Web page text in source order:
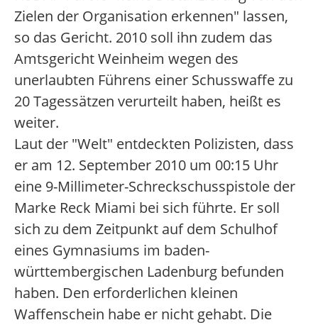
Zielen der Organisation erkennen" lassen,
so das Gericht. 2010 soll ihn zudem das
Amtsgericht Weinheim wegen des
unerlaubten Führens einer Schusswaffe zu
20 Tagessätzen verurteilt haben, heißt es
weiter.
Laut der "Welt" entdeckten Polizisten, dass
er am 12. September 2010 um 00:15 Uhr
eine 9-Millimeter-Schreckschusspistole der
Marke Reck Miami bei sich führte. Er soll
sich zu dem Zeitpunkt auf dem Schulhof
eines Gymnasiums im baden-
württembergischen Ladenburg befunden
haben. Den erforderlichen kleinen
Waffenschein habe er nicht gehabt. Die